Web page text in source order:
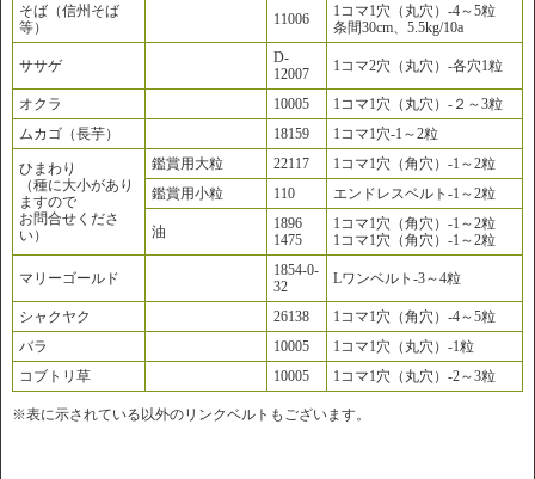
そば（信州そば
等）
11006
1コマ1穴（丸穴）-4～5粒
条間30cm、5.5kg/10a
ササゲ
D-
12007
1コマ2穴（丸穴）-各穴1粒
オクラ 10005
1コマ1穴（丸穴）-２～3粒
ムカゴ（長芋）
18159 1コマ1穴-1～2粒
ひまわり
（種に大小があり
ますので
お問合せくださ
い）
鑑賞用大粒 22117
1コマ1穴（角穴）-1～2粒
鑑賞用小粒
110 エンドレスベルト-1～2粒
油
1896
1475
1コマ1穴（角穴）-1～2粒
1コマ1穴（角穴）-1～2粒
マリーゴールド
1854-0-
32
Lワンベルト-3～4粒
シャクヤク 26138
1コマ1穴（角穴）-4～5粒
バラ
10005
1コマ1穴（丸穴）-1粒
コブトリ草
10005 1コマ1穴（丸穴）-2～3粒
※表に示されている以外のリンクベルトもございます。